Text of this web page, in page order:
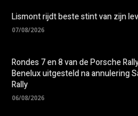
Lismont rijdt beste stint van zijn
07/08/2026
Rondes 7 en 8 van de Porsche
Benelux uitgesteld na annulering
Rally
06/08/2026